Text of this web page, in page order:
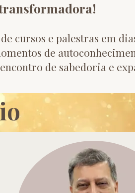
cursos e palestras em
de
de sabedoria e